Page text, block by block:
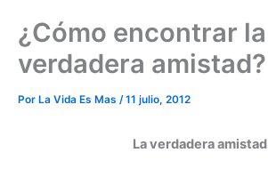
¿Cómo encontrar la
verdadera amistad?
Por La Vida Es Mas /11 julio, 2012
La verdadera amistad